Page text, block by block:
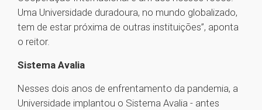
Uma Universidade duradoura, no mundo globalizado,
tem de estar próxima de outras instituições”, aponta
o reitor.
Sistema Avalia
Nesses dois anos de enfrentamento da pandemia, a
Universidade implantou o Sistema Avalia - antes